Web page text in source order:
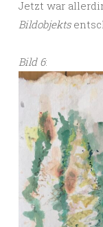
Jetzt war
Bildobjekts
Bild 6: